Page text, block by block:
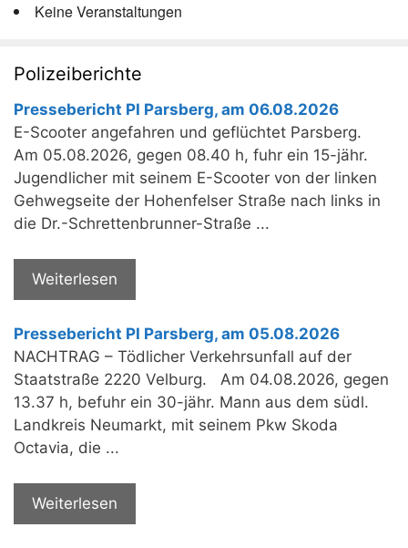
Keine Veranstaltungen
Polizeiberichte
Pressebericht PI Parsberg, am 06.08.2026
E-Scooter angefahren und geflüchtet Parsberg.
Am 05.08.2026, gegen 08.40 h, fuhr ein 15-jähr.
Jugendlicher mit seinem E-Scooter von der linken
Gehwegseite der Hohenfelser Straße nach links in
die Dr.-Schrettenbrunner-Straße ...
Weiterlesen
Pressebericht PI Parsberg, am 05.08.2026
NACHTRAG – Tödlicher Verkehrsunfall auf der
Staatstraße 2220 Velburg. Am 04.08.2026, gegen
13.37 h, befuhr ein 30-jähr. Mann aus dem südl.
Landkreis Neumarkt, mit seinem Pkw Skoda
Octavia, die ...
Weiterlesen